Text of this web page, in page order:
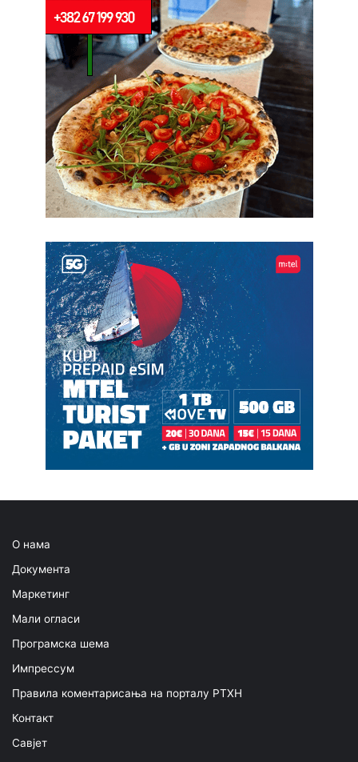
О нама
Документа
Маркетинг
Мали огласи
Програмска шема
Импрессум
Правила коментарисања на порталу РТХН
Контакт
Савјет